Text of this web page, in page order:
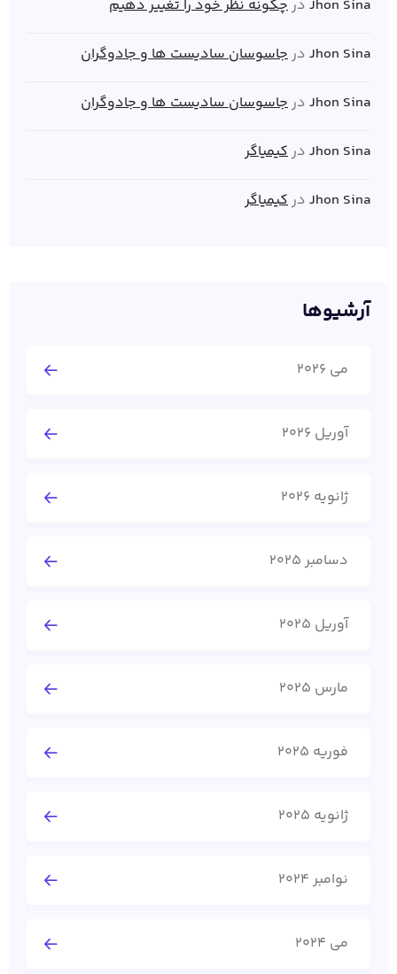
Jhon Sina در چگونه نظر خود را تغییر دهیم
Jhon Sina در جاسوسان سادیست ها و جادوگران
Jhon Sina در جاسوسان سادیست ها و جادوگران
Jhon Sina در کیمیاگر
Jhon Sina در کیمیاگر
آرشیوها
می 2026
آوریل 2026
ژانویه 2026
دسامبر 2025
آوریل 2025
مارس 2025
فوریه 2025
ژانویه 2025
نوامبر 2024
می 2024